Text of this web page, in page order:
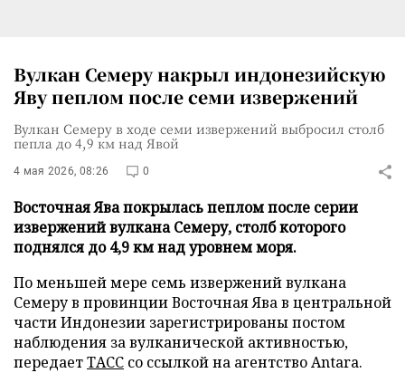
Вулкан Семеру накрыл индонезийскую
Яву пеплом после семи извержений
Вулкан Семеру в ходе семи извержений выбросил столб
пепла до 4,9 км над Явой
4 мая 2026, 08:26 0
Восточная Ява покрылась пеплом после серии
извержений вулкана Семеру, столб которого
поднялся до 4,9 км над уровнем моря.
По меньшей мере семь извержений вулкана
Семеру в провинции Восточная Ява в центральной
части Индонезии зарегистрированы постом
наблюдения за вулканической активностью,
передаетТАСС со ссылкой на агентство Antara.